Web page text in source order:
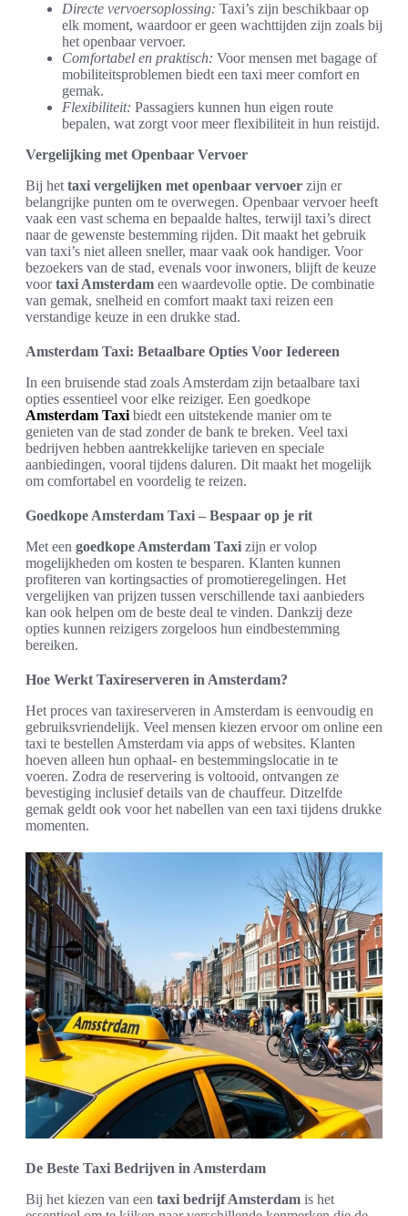
Directe vervoersoplossing: Taxi’s zijn beschikbaar op
elk moment, waardoor er geen wachttijden zijn zoals bij
het openbaar vervoer.
Comfortabel en praktisch: Voor mensen met bagage of
mobiliteitsproblemen biedt een taxi meer comfort en
gemak.
Flexibiliteit: Passagiers kunnen hun eigen route
bepalen, wat zorgt voor meer flexibiliteit in hun reistijd.
Vergelijking met Openbaar Vervoer
Bij het taxi vergelijken met openbaar vervoer zijn er
belangrijke punten om te overwegen. Openbaar vervoer heeft
vaak een vast schema en bepaalde haltes, terwijl taxi’s direct
naar de gewenste bestemming rijden. Dit maakt het gebruik
van taxi’s niet alleen sneller, maar vaak ook handiger. Voor
bezoekers van de stad, evenals voor inwoners, blijft de keuze
voortaxi Amsterdam een waardevolle optie. De combinatie
van gemak, snelheid en comfort maakt taxi reizen een
verstandige keuze in een drukke stad.
Amsterdam Taxi: Betaalbare Opties Voor Iedereen
In een bruisende stad zoals Amsterdam zijn betaalbare taxi
opties essentieel voor elke reiziger. Een goedkope
Amsterdam Taxi biedt een uitstekende manier om te
genieten van de stad zonder de bank te breken. Veel taxi
bedrijven hebben aantrekkelijke tarieven en speciale
aanbiedingen, vooral tijdens daluren. Dit maakt het mogelijk
om comfortabel en voordelig te reizen.
Goedkope Amsterdam Taxi – Bespaar op je rit
Met een goedkope Amsterdam Taxi zijn er volop
mogelijkheden om kosten te besparen. Klanten kunnen
profiteren van kortingsacties of promotieregelingen. Het
vergelijken van prijzen tussen verschillende taxi aanbieders
kan ook helpen om de beste deal te vinden. Dankzij deze
opties kunnen reizigers zorgeloos hun eindbestemming
bereiken.
Hoe Werkt Taxireserveren in Amsterdam?
Het proces van taxireserveren in Amsterdam is eenvoudig en
gebruiksvriendelijk. Veel mensen kiezen ervoor om online een
taxi te bestellen Amsterdam via apps of websites. Klanten
hoeven alleen hun ophaal- en bestemmingslocatie in te
voeren. Zodra de reservering is voltooid, ontvangen ze
bevestiging inclusief details van de chauffeur. Ditzelfde
gemak geldt ook voor het nabellen van een taxi tijdens drukke
momenten.
De Beste Taxi Bedrijven in Amsterdam
Bij het kiezen van een taxi bedrijf Amsterdam is het